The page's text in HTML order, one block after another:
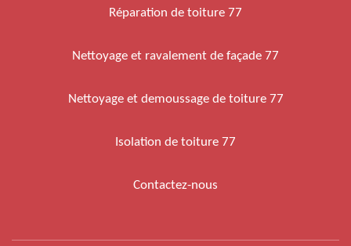
Réparation de toiture 77
Nettoyage et ravalement de façade 77
Nettoyage et demoussage de toiture 77
Isolation de toiture 77
Contactez-nous